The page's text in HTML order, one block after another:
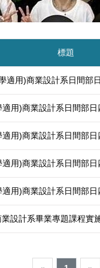
標題
適用)商業設計系日間部
用)商業設計系日間部
用)商業設計系日間部
用)商業設計系日間部
用)商業設計系日間部
業設計系畢業專題課程實